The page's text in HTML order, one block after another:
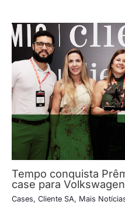
Tempo conquista
case para Volkswagen
Cases, Cliente SA, Mais